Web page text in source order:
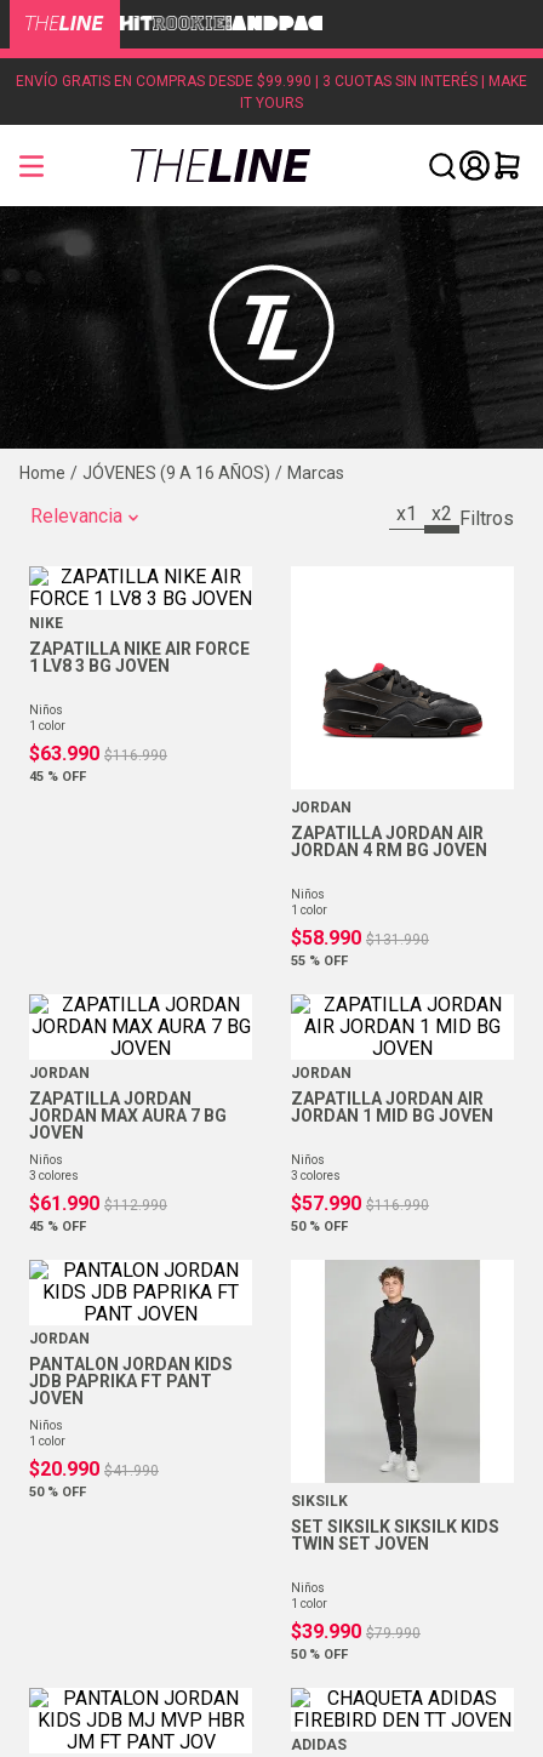
ENVÍO GRATIS EN COMPRAS DESDE $99.990 | 3 CUOTAS SIN INTERÉS | MAKE
IT YOURS
JÓVENES (9 A 16 AÑOS) Marcas
Relevancia x1 x2
NIKE
ZAPATILLA NIKE AIR FORCE
1 LV8 3 BG JOVEN
niños
1 color
$63.990 $116.990
45 % OFF
JORDAN
ZAPATILLA JORDAN AIR
JORDAN 4 RM BG JOVEN
niños
1 color
$58.990 $131.990
55 % OFF
JORDAN
ZAPATILLA JORDAN
JORDAN MAX AURA 7 BG
JOVEN
niños
3 colores
$61 .990 $112.990
45 % OFF
JORDAN
ZAPATILLA JORDAN AIR
JORDAN 1 MID BG JOVEN
niños
3 colores
$57.990 $116.990
50 % OFF
JORDAN
PANTALON JORDAN KIDS
JDB PAPRIKA FT PANT
JOVEN
niños
1 color
$20.990 $41.990
50 % OFF
SIKSILK
SET SIKSILK SIKSILK KIDS
TWIN SET JOVEN
niños
1 color
$39.990 $79.990
50 % OFF
ADIDAS